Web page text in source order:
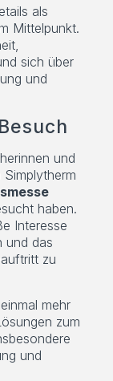
als
Mittelpunkt.
sich über
und
und
haben.
Interesse
und das
zu
mehr
zum
und